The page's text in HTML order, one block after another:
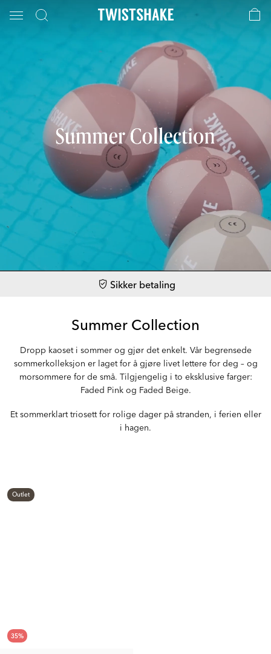
Sikker betaling
Summer Collection
Dropp kaoset i sommer og gjør det enkelt. Vår begrensede
sommerkolleksjon er laget for å gjøre livet lettere for deg – og
morsommere for de små. Tilgjengelig i to eksklusive farger:
Faded Pink og Faded Beige.
Et sommerklart triosett for rolige dager på stranden, i ferien eller
i hagen.
Outlet
35%